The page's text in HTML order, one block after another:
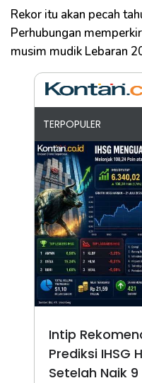
Rekor itu akan pecah
Perhubungan
musim mudik Lebaran
TERPOPULER
Intip
Prediksi IHSG
Setelah Naik 9